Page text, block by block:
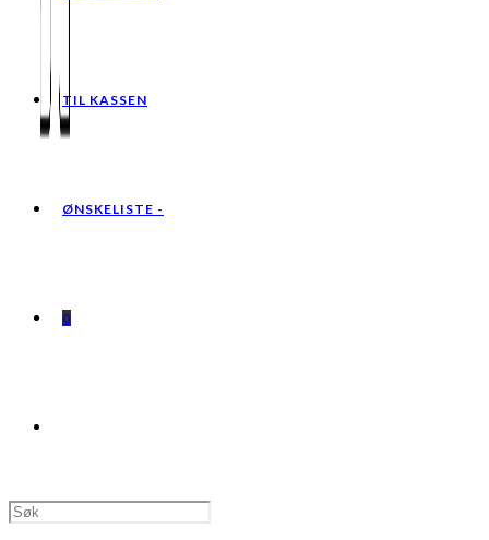
TIL KASSEN
ØNSKELISTE -
0